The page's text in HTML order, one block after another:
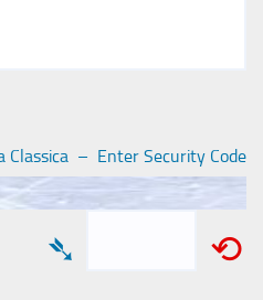
Classica – Enter Security Code
⟲
➴